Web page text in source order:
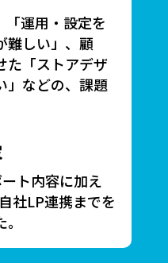
「運用・設定を
難しい」、顧
た「ストアデザ
」などの、課題
ト内容に加え
社LP連携までを